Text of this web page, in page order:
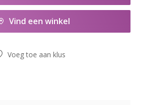
Vind een winkel
Voeg toe aan klus